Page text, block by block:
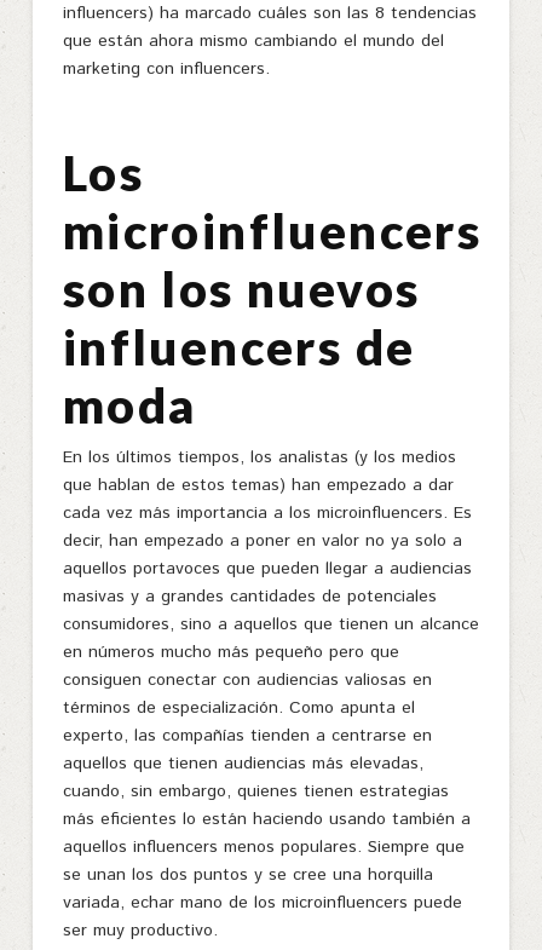
influencers) ha marcado cuáles son las 8 tendencias
que están ahora mismo cambiando el mundo del
marketing con influencers.
Los
microinfluencers
son los nuevos
influencers de
moda
En los últimos tiempos, los analistas (y los medios
que hablan de estos temas) han empezado a dar
cada vez más importancia a los microinfluencers. Es
decir, han empezado a poner en valor no ya solo a
aquellos portavoces que pueden llegar a audiencias
masivas y a grandes cantidades de potenciales
consumidores, sino a aquellos que tienen un alcance
en números mucho más pequeño pero que
consiguen conectar con audiencias valiosas en
términos de especialización. Como apunta el
experto, las compañías tienden a centrarse en
aquellos que tienen audiencias más elevadas,
cuando, sin embargo, quienes tienen estrategias
más eficientes lo están haciendo usando también a
aquellos influencers menos populares. Siempre que
se unan los dos puntos y se cree una horquilla
variada, echar mano de los microinfluencers puede
ser muy productivo.